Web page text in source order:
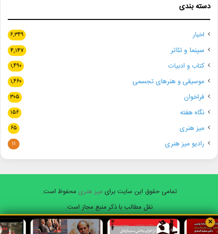
دسته بندی
اخبار ۶,۳۴۹
سینما و تئاتر ۴,۱۴۷
کتاب و ادبیات ۱,۴۹۰
موسیقی و هنرهای تجسمی ۱,۴۶۰
فراخوان ۳۰۵
نگاه هفته ۱۵۶
میز هنری ۶۵
رادیو میز هنری ۱۱
تمامی حقوق این سایت برای میز هنری محفوظ است.
نقل مطالب با ذکر منبع مجاز است.
✕